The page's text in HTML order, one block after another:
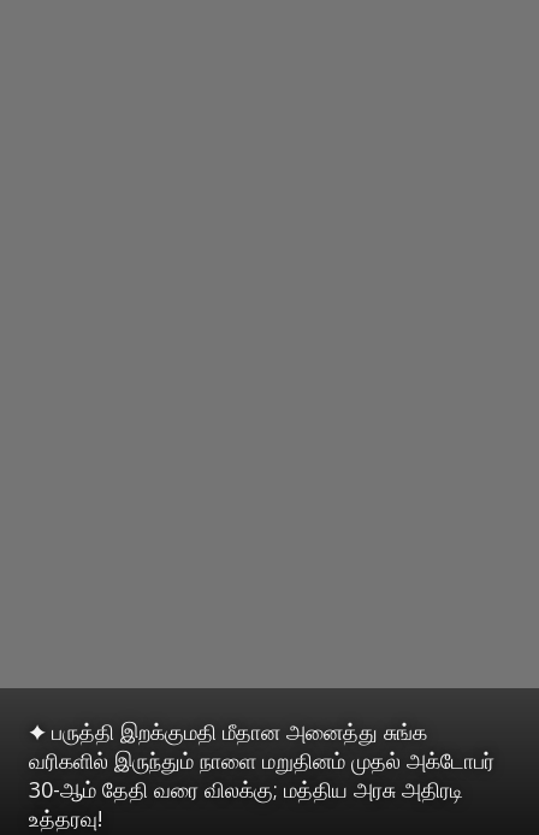
✦ பருத்தி இறக்குமதி மீதான அனைத்து சுங்க
வரிகளில் இருந்தும் நாளை மறுதினம் முதல் அக்டோபர்
30-ஆம் தேதி வரை விலக்கு; மத்திய அரசு அதிரடி
உத்தரவு!